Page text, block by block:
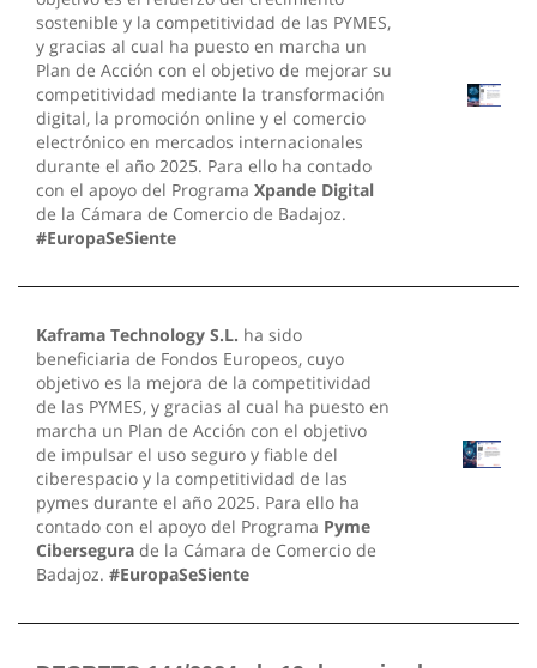
sostenible y la competitividad de las PYMES,
y gracias al cual ha puesto en marcha un
Plan de Acción con el objetivo de mejorar su
competitividad mediante la transformación
digital, la promoción online y el comercio
electrónico en mercados internacionales
durante el año 2025. Para ello ha contado
con el apoyo del Programa Xpande Digital
de la Cámara de Comercio de Badajoz.
#EuropaSeSiente
Kaframa Technology S.L. ha sido
beneficiaria de Fondos Europeos, cuyo
objetivo es la mejora de la competitividad
de las PYMES, y gracias al cual ha puesto en
marcha un Plan de Acción con el objetivo
de impulsar el uso seguro y fiable del
ciberespacio y la competitividad de las
pymes durante el año 2025. Para ello ha
contado con el apoyo del Programa Pyme
Cibersegura de la Cámara de Comercio de
Badajoz. #EuropaSeSiente